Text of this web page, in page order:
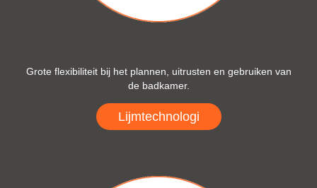
Grote flexibiliteit bij het plannen, uitrusten en gebruiken van
de badkamer.
Lijmtechnologi